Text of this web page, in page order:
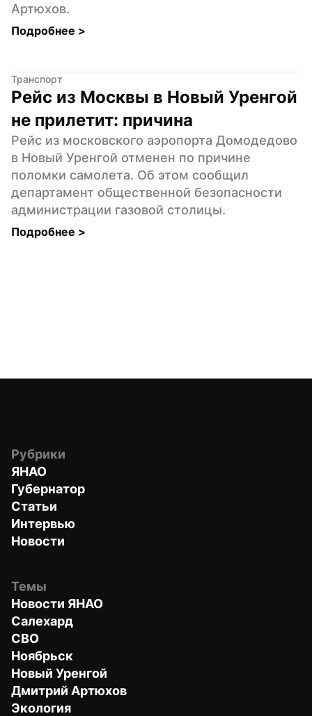
Артюхов.
Подробнее >
Транспорт
Рейс из Москвы в Новый Уренгой
не прилетит: причина
Рейс из московского аэропорта Домодедово
в Новый Уренгой отменен по причине
поломки самолета. Об этом сообщил
департамент общественной безопасности
администрации газовой столицы.
Подробнее >
Рубрики
ЯНАО
Губернатор
Статьи
Интервью
Новости
Темы
Новости ЯНАО
Салехард
СВО
Ноябрьск
Новый Уренгой
Дмитрий Артюхов
Экология